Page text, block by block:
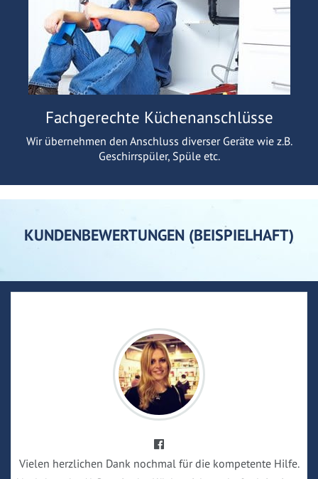
Fachgerechte Küchenanschlüsse
Wir übernehmen den Anschluss diverser Geräte wie z.B.
Geschirrspüler, Spüle etc.
KUNDENBEWERTUNGEN (BEISPIELHAFT)
Vielen herzlichen Dank nochmal für die kompetente Hilfe.